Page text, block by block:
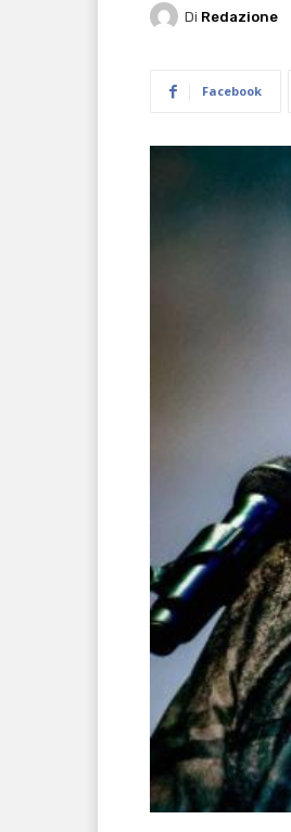
Di Redazione
Facebook